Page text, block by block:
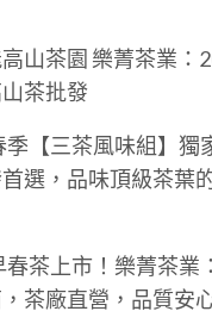
山茶園 樂菁茶業：
山茶批發
【三茶風味組】獨
選，品味頂級茶葉
茶上市！樂菁茶業
茶廠直營，品質安